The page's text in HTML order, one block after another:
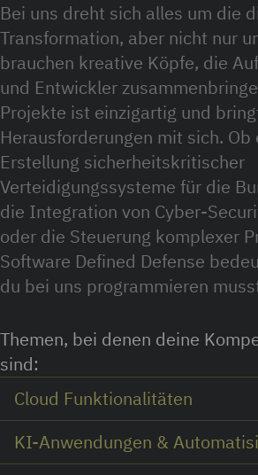
Bei uns dreht sich alles um die
Transformation, aber nicht nur
brauchen kreative Köpfe, die
und Entwickler
Projekte ist einzigartig und
Herausforderungen mit sich. Ob
Erstellung sicherheitskritischer
Verteidigungssysteme für die
die Integration von Cyber-
oder die Steuerung komplexer
Software Defined Defense
du bei uns programmieren
Themen, bei denen deine
sind:
Cloud Funktionalitäten
KI-Anwendungen &